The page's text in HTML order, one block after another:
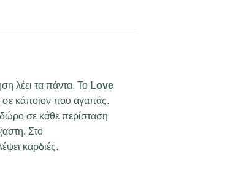
λέει τα πάντα. Το Love
σε κάποιον που αγαπάς.
δώρο σε κάθε περίσταση
Στο
καρδιές.